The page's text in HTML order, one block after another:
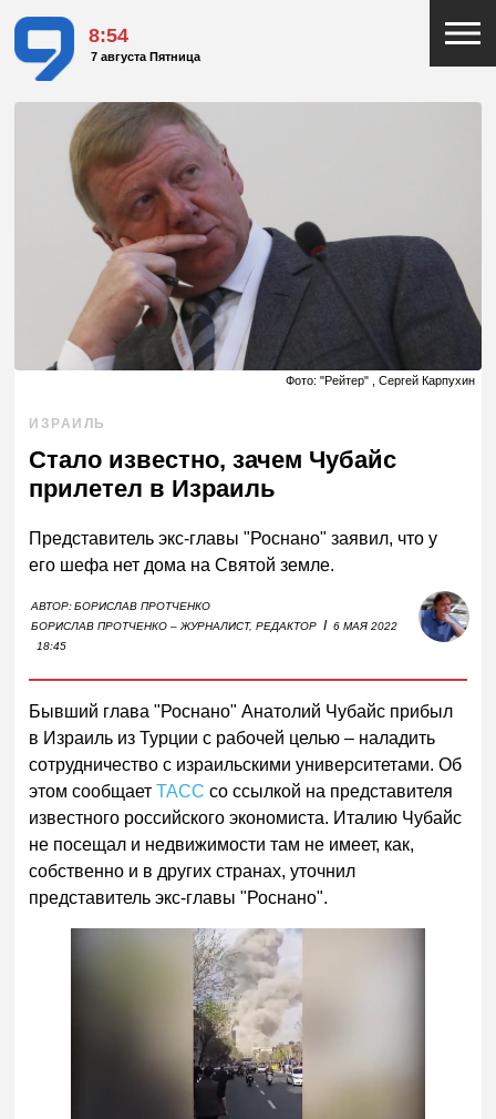
8:54
7 августа Пятница
Фото: "Рейтер" , Сергей Карпухин
ИЗРАИЛЬ
Стало известно, зачем Чубайс
прилетел в Израиль
Представитель экс-главы "Роснано" заявил, что у
его шефа нет дома на Святой земле.
АВТОР:БОРИСЛАВ ПРОТЧЕНКО
БОРИСЛАВ ПРОТЧЕНКО – ЖУРНАЛИСТ, РЕДАКТОР I 6 МАЯ 2022
18:45
Бывший глава "Роснано" Анатолий Чубайс прибыл
в Израиль из Турции с рабочей целью – наладить
сотрудничество с израильскими университетами. Об
этом сообщаетТАСС со ссылкой на представителя
известного российского экономиста. Италию Чубайс
не посещал и недвижимости там не имеет, как,
собственно и в других странах, уточнил
представитель экс-главы "Роснано".